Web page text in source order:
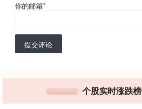
你的邮箱*
提交评论
个股实时涨跌榜